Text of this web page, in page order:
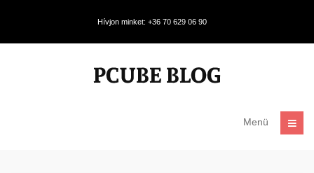
Hívjon minket: +36 70 629 06 90
Menü